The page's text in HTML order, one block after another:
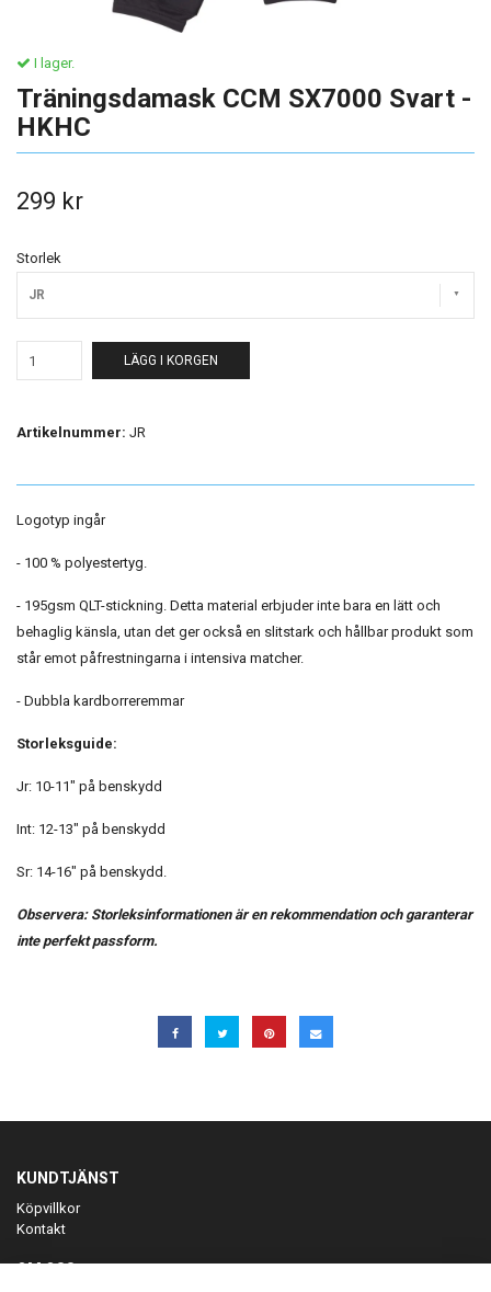
I lager.
Träningsdamask CCM SX7000 Svart -
HKHC
299 kr
Storlek
JR
LÄGG I KORGEN
Artikelnummer: JR
Logotyp ingår
- 100 % polyestertyg.
- 195gsm QLT-stickning. Detta material erbjuder inte bara en lätt och
behaglig känsla, utan det ger också en slitstark och hållbar produkt som
står emot påfrestningarna i intensiva matcher.
- Dubbla kardborreremmar
Storleksguide:
Jr: 10-11" på benskydd
Int: 12-13" på benskydd
Sr: 14-16" på benskydd.
Observera: Storleksinformationen är en rekommendation och garanterar
inte perfekt passform.
KUNDTJÄNST
Köpvillkor
Kontakt
OM OSS